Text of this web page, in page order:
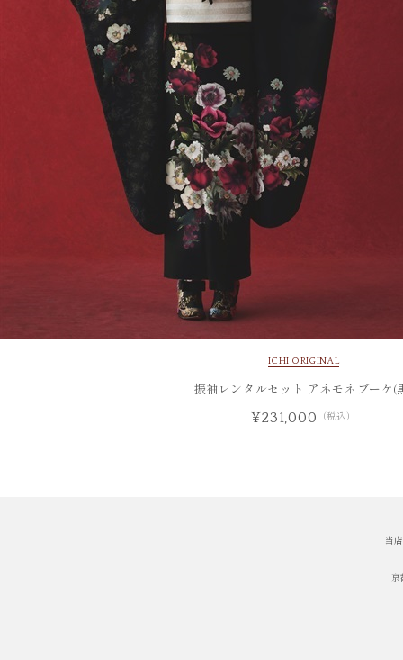
ICHI ORIGINAL
振袖レンタルセット アネモネブーケ(
¥231,000 （税込）
当
京